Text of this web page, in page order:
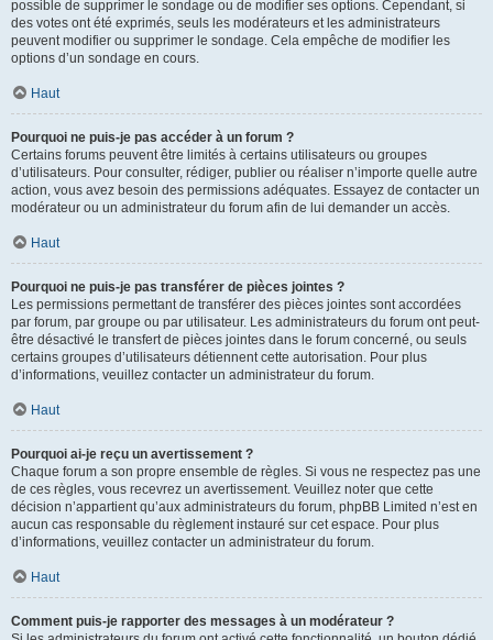
possible de supprimer le sondage ou de modifier ses options. Cependant, si
des votes ont été exprimés, seuls les modérateurs et les administrateurs
peuvent modifier ou supprimer le sondage. Cela empêche de modifier les
options d’un sondage en cours.
Haut
Pourquoi ne puis-je pas accéder à un forum ?
Certains forums peuvent être limités à certains utilisateurs ou groupes
d’utilisateurs. Pour consulter, rédiger, publier ou réaliser n’importe quelle autre
action, vous avez besoin des permissions adéquates. Essayez de contacter un
modérateur ou un administrateur du forum afin de lui demander un accès.
Haut
Pourquoi ne puis-je pas transférer de pièces jointes ?
Les permissions permettant de transférer des pièces jointes sont accordées
par forum, par groupe ou par utilisateur. Les administrateurs du forum ont peut-
être désactivé le transfert de pièces jointes dans le forum concerné, ou seuls
certains groupes d’utilisateurs détiennent cette autorisation. Pour plus
d’informations, veuillez contacter un administrateur du forum.
Haut
Pourquoi ai-je reçu un avertissement ?
Chaque forum a son propre ensemble de règles. Si vous ne respectez pas une
de ces règles, vous recevrez un avertissement. Veuillez noter que cette
décision n’appartient qu’aux administrateurs du forum, phpBB Limited n’est en
aucun cas responsable du règlement instauré sur cet espace. Pour plus
d’informations, veuillez contacter un administrateur du forum.
Haut
Comment puis-je rapporter des messages à un modérateur ?